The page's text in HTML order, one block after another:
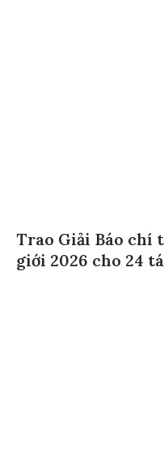
Trao Giải Báo chí
giới 2026 cho 24